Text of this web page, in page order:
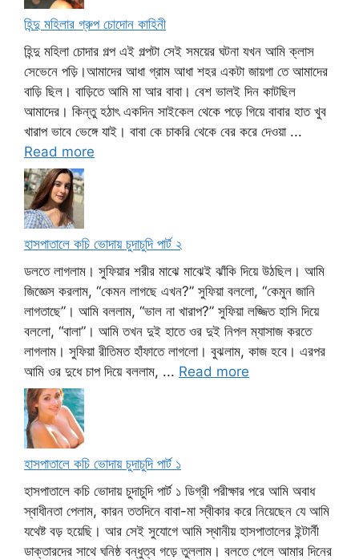
হিন্দু মহিলার গ্রুপ চোদোন কাহিনী
হিন্দু মহিলা চোদার গল্প এই গল্পটা সেই সময়ের ঘটনা যখন আমি ক্লাস
সেভেনে পড়ি।আমাদের আধা গ্রাম আধা শহর একটা জায়গা তে আমাদের
বাড়ি ছিল। বাড়িতে আমি মা আর বাবা। বেশ ভালই দিন কাটছিল
আমাদের। কিন্তু হঠাৎ একদিন সাইকেল থেকে পড়ে গিয়ে বাবার হাত খুব
খারাপ ভাবে ভেঙ্গে যাই। বাবা কে চাকরি থেকে বের করে দেওয়া ...
Read more
হাসপাতালে কচি ভোদায় চুদাচুদি পার্ট ২
ডলতে লাগলাম। সুফিয়ার শরীর মাঝে মাঝেই ঝাঁকি দিয়ে উঠছিল। আমি
জিজ্ঞেস করলাম, “কেমন লাগছে এখন?” সুফিয়া বললো, “কেমুন জানি
লাগতাছে”। আমি বললাম, “ভাল না খারাপ?” সুফিয়া লজ্জিত হাসি দিয়ে
বললো, “বালা”। আমি তখন দুই হাতে ওর দুই নিপল ম্যাসাজ করতে
লাগলাম। সুফিয়া রীতিমত হাঁফাতে লাগলো। বুঝলাম, কাজ হবে। এরপর
আমি ওর দুধে চাপ দিয়ে বললাম, ... Read more
হাসপাতালে কচি ভোদায় চুদাচুদি পার্ট ১
হাসপাতালে কচি ভোদায় চুদাচুদি পার্ট ১ ডিগ্রী পরীক্ষার পরে আমি অবাধ
স্বাধীনতা পেলাম, কারন ততদিনে বাবা-মা স্বীকার করে নিয়েছেন যে আমি
যথেষ্ট বড় হয়েছি। আর সেই সুযোগে আমি স্থানীয় হাসপাতালের ইন্টার্নী
ডাক্তারদের সাথে ঘনিষ্ঠ বন্ধুত্ব গড়ে তুললাম। বলতে গেলে আমার দিনের